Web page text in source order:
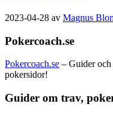
2023-04-28 av Magnus
Pokercoach.se
Pokercoach.se – Guider och
pokersidor!
Guider om trav,